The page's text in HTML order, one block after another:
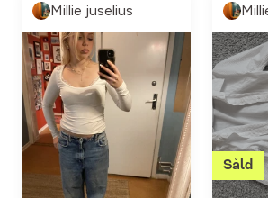
Millie juselius